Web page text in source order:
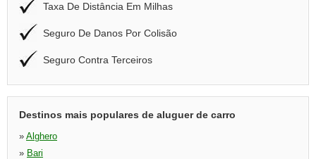
Taxa De Distância Em Milhas
Seguro De Danos Por Colisão
Seguro Contra Terceiros
Destinos mais populares de aluguer de carro
» Alghero
» Bari